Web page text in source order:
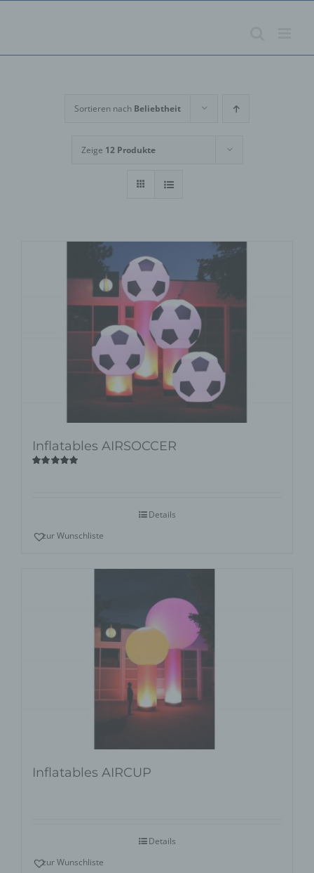
Sortieren nach Beliebtheit
Zeige 12 Produkte
Inflatables AIRSOCCER
Details
zur Wunschliste
Inflatables AIRCUP
Details
zur Wunschliste